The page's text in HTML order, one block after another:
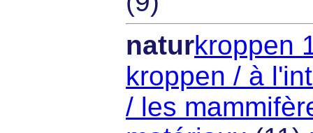
naturkroppen
kroppen / à
/ les